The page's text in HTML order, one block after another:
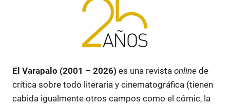
El Varapalo (2001 – 2026) es una revista online de
crítica sobre todo literaria y cinematográfica (tienen
cabida igualmente otros campos como el cómic, la